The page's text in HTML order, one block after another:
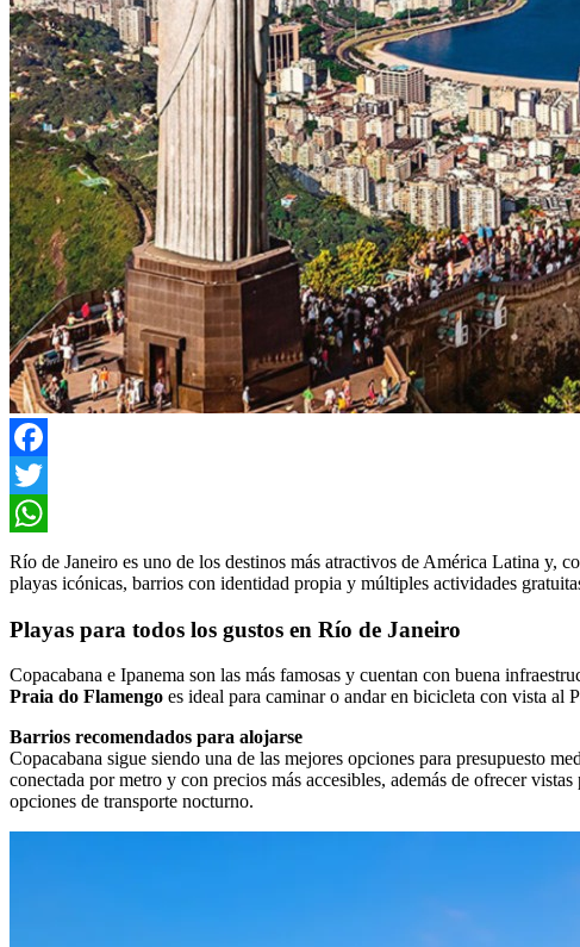
Facebook
Twitter
WhatsApp
Río de Janeiro es uno de los destinos más atractivos de América Latina y,
playas icónicas, barrios con identidad propia y múltiples actividades
Playas para todos los gustos en Río de Janeiro
Copacabana e Ipanema son las más famosas y cuentan con buena
Praia do Flamengo es ideal para caminar o andar en bicicleta con vista al
Barrios recomendados para alojarse
Copacabana sigue siendo una de las mejores opciones para presupuesto
conectada por metro y con precios más accesibles, además de ofrecer
opciones de transporte nocturno.